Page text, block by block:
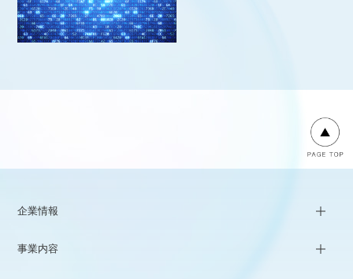
企業情報
事業内容